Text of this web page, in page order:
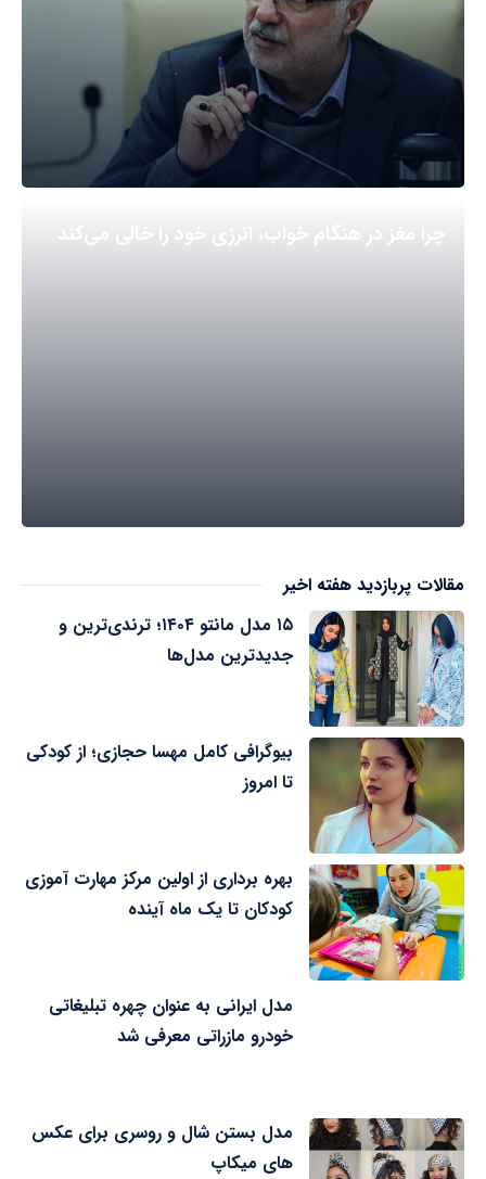
چرا مغز در هنگام خواب، انرژی خود را خالی می‌کند
مقالات پربازدید هفته اخیر
۱۵ مدل مانتو ۱۴۰۴؛ ترندی‌ترین و
جدیدترین مدل‌ها
بیوگرافی کامل مهسا حجازی؛ از کودکی
تا امروز
بهره برداری از اولین مرکز مهارت آموزی
کودکان تا یک ماه آینده
مدل ایرانی به عنوان چهره تبلیغاتی
خودرو مازراتی معرفی شد
مدل بستن شال و روسری برای عکس
های میکاپ